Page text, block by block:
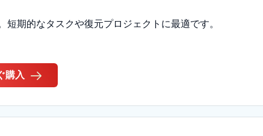
短期的なタスクや復元プロジェクトに最適です。
購入